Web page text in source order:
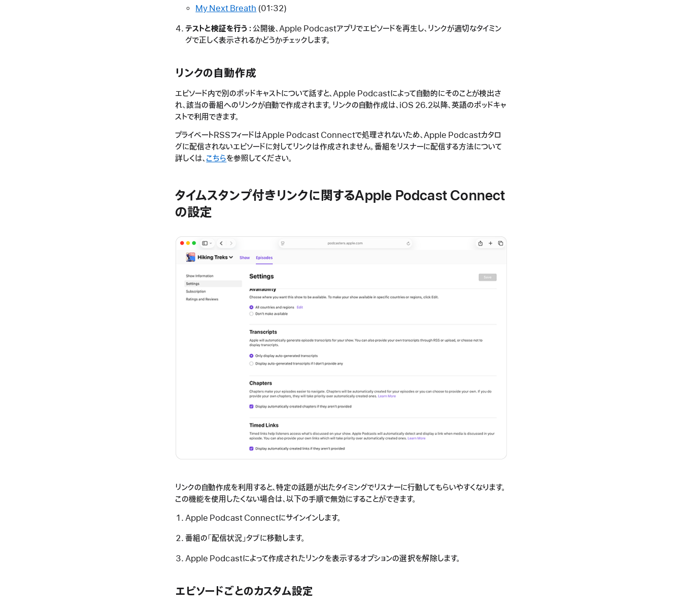
My Next Breath (01:32)
テストと検証を行う：公開後、Apple Podcastアプリでエピソードを再生し、リンクが適切なタイミン
グで正しく表示されるかどうかチェックします。
リンクの自動作成
エピソード内で別のポッドキャストについて話すと、Apple Podcastによって自動的にそのことが検出さ
れ、該当の番組へのリンクが自動で作成されます。リンクの自動作成は、iOS 26.2以降、英語のポッドキャ
ストで利用できます。
プライベートRSSフィードはApple Podcast Connectで処理されないため、Apple Podcastカタロ
グに配信されないエピソードに対してリンクは作成されません。番組をリスナーに配信する方法について
詳しくは、 こちらを参照してください。
タイムスタンプ付きリンクに関するApple Podcast Connect
の設定
リンクの自動作成を利用すると、特定の話題が出たタイミングでリスナーに行動してもらいやすくなります。
この機能を使用したくない場合は、以下の手順で無効にすることができます。
Apple Podcast Connectにサインインします。
番組の「配信状況」タブに移動します。
Apple Podcastによって作成されたリンクを表示するオプションの選択を解除します。
エピソードごとのカスタム設定